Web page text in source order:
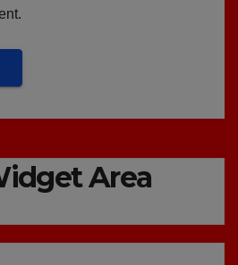
Area